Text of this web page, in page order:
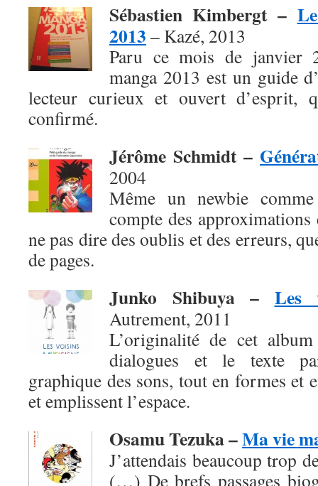
Sébastien Kimbergt –
2013 – Kazé, 2013
Paru ce mois de janvier
manga 2013 est un guide
lecteur curieux et ouvert d’esprit,
confirmé.
Jérôme Schmidt –
2004
Même un newbie
compte des
ne pas dire des oublis et des erreurs,
de pages.
Junko Shibuya– Les
Autrement, 2011
L’originalité de cet
dialogues et le texte
graphique des sons, tout en formes et
et emplissent l’espace.
Osamu Tezuka –Ma vie
J’attendais beaucoup trop
(…) De brefs passages